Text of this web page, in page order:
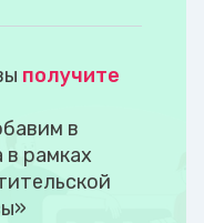
получите
в
в рамках